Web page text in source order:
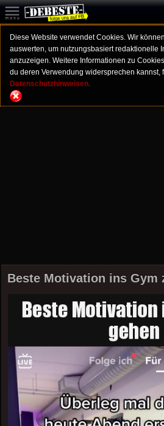
Diese Website verwendet Cookies. Wir
auswerten, um nutzungsbasiert redaktionelle
anzuzeigen. Weitere Informationen zu
du deren Verwendung widersprechen kannst,
Datenschutzhinweisen.
Beste Motivation ins Gym